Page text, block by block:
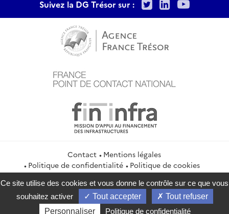
Suivez la DG Trésor sur :
Contact
Mentions légales
Politique de confidentialité
Politique de cookies
Gestion des cookies
Flux RSS
service-public.gouv.fr
legifrance.gouv.fr
info.gouv.fr
data.gouv.fr
Ce site utilise des cookies et vous donne le contrôle sur ce que vous
souhaitez activer
Tout accepter
Tout refuser
Personnaliser
Politique de confidentialité